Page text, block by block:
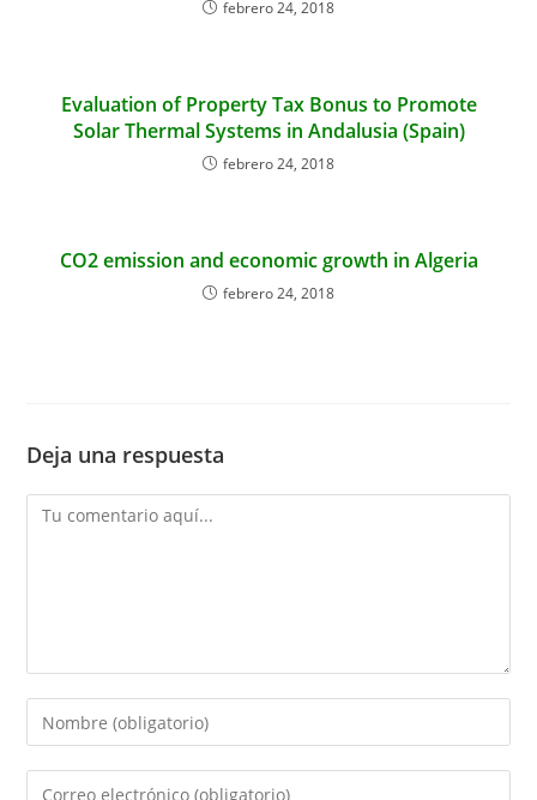
febrero 24, 2018
Evaluation of Property Tax Bonus to Promote
Solar Thermal Systems in Andalusia (Spain)
febrero 24, 2018
CO2 emission and economic growth in Algeria
febrero 24, 2018
Deja una respuesta
Comentario
Introduce
tu
nombre
Introduce